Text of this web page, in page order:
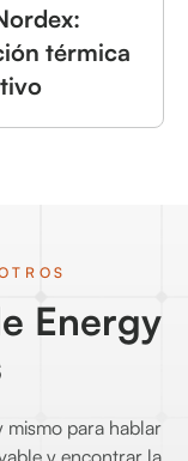
térmica
Energy
para hablar
y encontrar la